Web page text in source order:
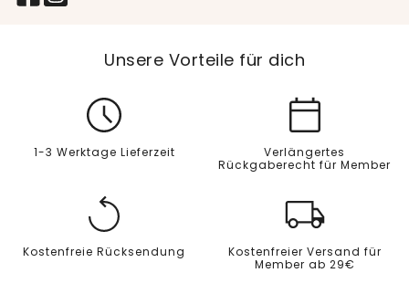
Unsere Vorteile für dich
1-3 Werktage Lieferzeit
Verlängertes
Rückgaberecht für Member
Kostenfreie Rücksendung
Kostenfreier Versand für
Member ab 29€